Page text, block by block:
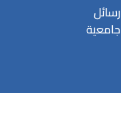
رسائل
جامعية